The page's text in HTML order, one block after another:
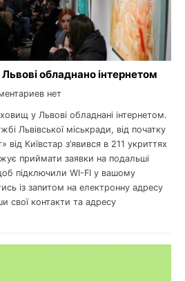
обладнано інтернетом
нет
у Львові обладнані інтернетом.
Львівської міськради, від початку
від Київстар з’явився в 211 укриттях
приймати заявки на подальші
підключили WI-FI у вашому
із запитом на електронну адресу
свої контакти та адресу